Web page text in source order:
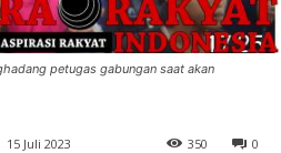
petugas gabungan saat akan
15 Juli 2023 0
350